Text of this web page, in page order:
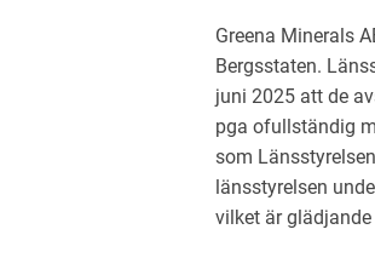
Greena Minerals
Bergsstaten.
juni 2025 att de
pga ofullständig
som
länsstyrelsen
vilket är